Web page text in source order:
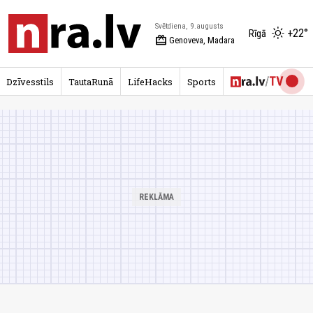
Svētdiena, 9.augusts
redeem Genoveva, Madara
Rīgā +22°
Dzīvesstils TautaRunā LifeHacks Sports